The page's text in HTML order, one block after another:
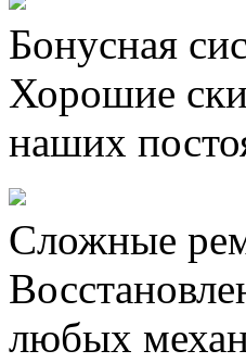
Бонусная
Хорошие
наших
Сложные
любых